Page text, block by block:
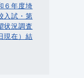
６年度埼
入試・第
状況調査
現在）結